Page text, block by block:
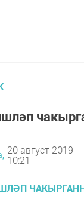
20 август 2019 -
10:21